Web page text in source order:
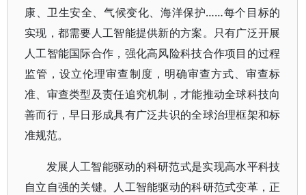
康、卫生安全、气候变化、海洋保护……每个目标的
实现，都需要人工智能提供新的方案。只有广泛开展
人工智能国际合作，强化高风险科技合作项目的过程
监管，设立伦理审查制度，明确审查方式、审查标
准、审查类型及责任追究机制，才能推动全球科技向
善而行，早日形成具有广泛共识的全球治理框架和标
准规范。
发展人工智能驱动的科研范式是实现高水平科技
自立自强的关键。人工智能驱动的科研范式变革，正